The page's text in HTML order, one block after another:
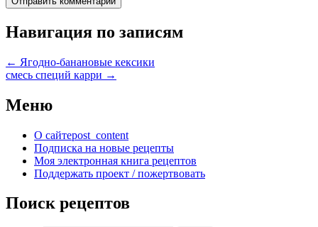
Навигация по записям
← Ягодно-банановые кексики
смесь специй карри →
Меню
О сайтеpost_content
Подписка на новые рецепты
Моя электронная книга рецептов
Поддержать проект / пожертвовать
Поиск рецептов